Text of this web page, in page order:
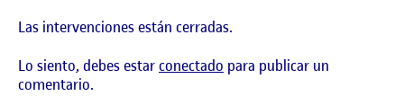
Las intervenciones están cerradas.
Lo siento, debes estarconectado para publicar un
comentario.